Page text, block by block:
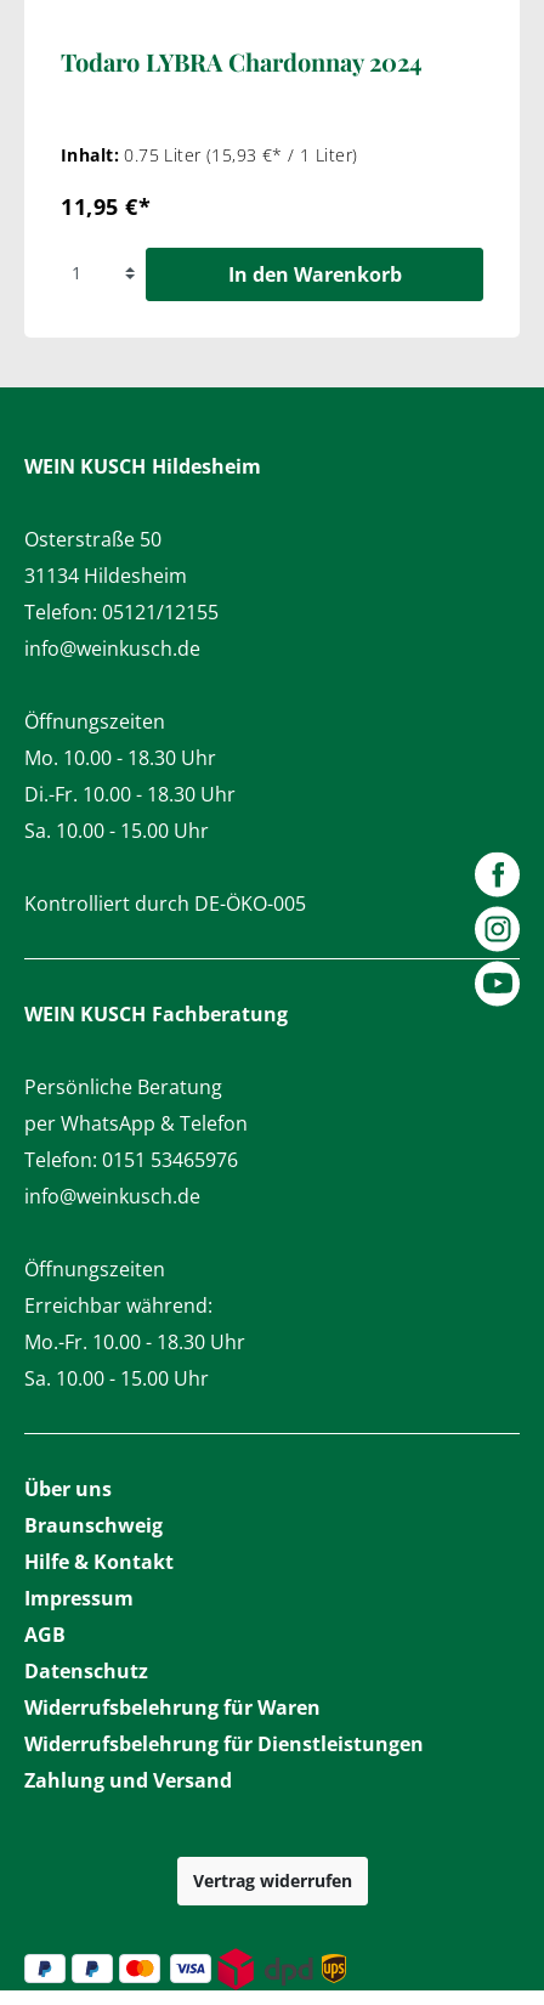
Todaro LYBRA Chardonnay 2024
Inhalt:0.75 Liter (15,93 €* / 1 Liter)
11,95 €*
In den Warenkorb
WEIN KUSCH Hildesheim
Osterstraße 50
31134 Hildesheim
Telefon: 05121/12155
info@weinkusch.de
Öffnungszeiten
Mo. 10.00 - 18.30 Uhr
Di.-Fr. 10.00 - 18.30 Uhr
Sa. 10.00 - 15.00 Uhr
Kontrolliert durch DE-ÖKO-005
WEIN KUSCH Fachberatung
Persönliche Beratung
per WhatsApp & Telefon
Telefon: 0151 53465976
info@weinkusch.de
Öffnungszeiten
Erreichbar während:
Mo.-Fr. 10.00 - 18.30 Uhr
Sa. 10.00 - 15.00 Uhr
Über uns
Braunschweig
Hilfe & Kontakt
Impressum
AGB
Datenschutz
Widerrufsbelehrung für Waren
Widerrufsbelehrung für Dienstleistungen
Zahlung und Versand
Vertrag widerrufen